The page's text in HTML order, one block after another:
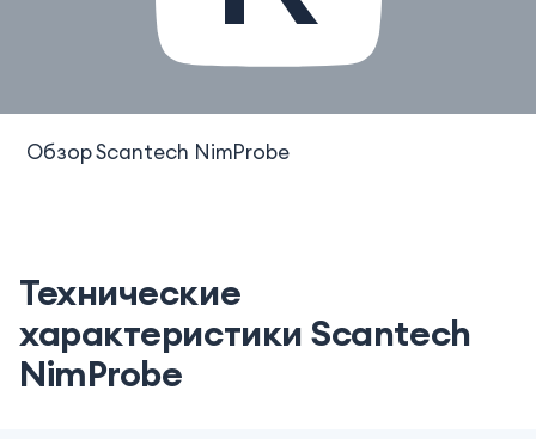
Обзор Scantech NimProbe
Технические
характеристики Scantech
NimProbe